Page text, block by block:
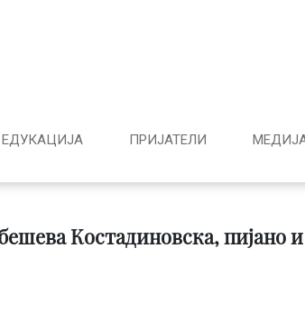
ЕДУКАЦИЈА ПРИЈАТЕЛИ
Костадиновска, пијано